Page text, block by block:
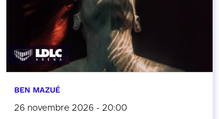
BEN MAZUÉ
26 novembre 2026 - 20:00